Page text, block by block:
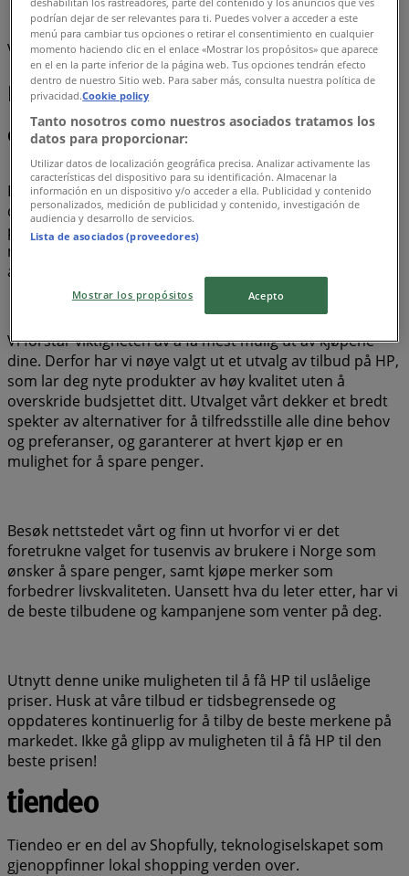
Hp
Vi er i ferd med å publisere tilbud fra HP
HP, alle tilbudene lett tilgjengelig
Oppdag de beste tilbudene på HP i august 2026!
I denne måneden av august i 2026, er vi glade for å tilby
deg de mest attraktive og konkurransedyktige tilbudene
på HP som er tilgjengelige i Norge. På Tiendeo er vårt
mål å gi deg tilgang til et bredt spekter av tilbud, og sikre
at du finner akkurat det du trenger til uslåelige priser.
Vi forstår viktigheten av å få mest mulig ut av kjøpene
dine. Derfor har vi nøye valgt ut et utvalg av tilbud på HP,
som lar deg nyte produkter av høy kvalitet uten å
overskride budsjettet ditt. Utvalget vårt dekker et bredt
spekter av alternativer for å tilfredsstille alle dine behov
og preferanser, og garanterer at hvert kjøp er en
mulighet for å spare penger.
Besøk nettstedet vårt og finn ut hvorfor vi er det
foretrukne valget for tusenvis av brukere i Norge som
ønsker å spare penger, samt kjøpe merker som
forbedrer livskvaliteten. Uansett hva du leter etter, har vi
de beste tilbudene og kampanjene som venter på deg.
Utnytt denne unike muligheten til å få HP til uslåelige
priser. Husk at våre tilbud er tidsbegrensede og
oppdateres kontinuerlig for å tilby de beste merkene på
markedet. Ikke gå glipp av muligheten til å få HP til den
beste prisen!
Tiendeo er en del av Shopfully, teknologiselskapet som
gjenoppfinner lokal shopping verden over.
podrían dejar de ser relevantes para ti. Puedes volver a acceder a este
menú para cambiar tus opciones o retirar el consentimiento en cualquier
momento haciendo clic en el enlace «Mostrar los propósitos» que aparece
en el en la parte inferior de la página web. Tus opciones tendrán efecto
dentro de nuestro Sitio web. Para saber más, consulta nuestra política de
privacidad.Cookie policy
Tanto nosotros como nuestros asociados tratamos los
datos para proporcionar:
Utilizar datos de localización geográfica precisa. Analizar activamente las
características del dispositivo para su identificación. Almacenar la
información en un dispositivo y/o acceder a ella. Publicidad y contenido
personalizados, medición de publicidad y contenido, investigación de
audiencia y desarrollo de servicios.
Lista de asociados (proveedores)
Mostrar los propósitos Acepto